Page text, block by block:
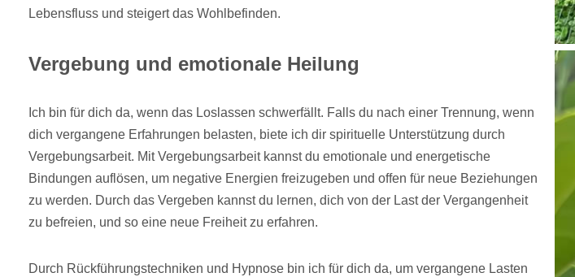
Lebensfluss und steigert das Wohlbefinden.
Vergebung und emotionale Heilung
Ich bin für dich da, wenn das Loslassen schwerfällt. Falls du nach einer Trennung, wenn
dich vergangene Erfahrungen belasten, biete ich dir spirituelle Unterstützung durch
Vergebungsarbeit. Mit Vergebungsarbeit kannst du emotionale und energetische
Bindungen auflösen, um negative Energien freizugeben und offen für neue Beziehungen
zu werden. Durch das Vergeben kannst du lernen, dich von der Last der Vergangenheit
zu befreien, und so eine neue Freiheit zu erfahren.
Durch Rückführungstechniken und Hypnose bin ich für dich da, um vergangene Lasten